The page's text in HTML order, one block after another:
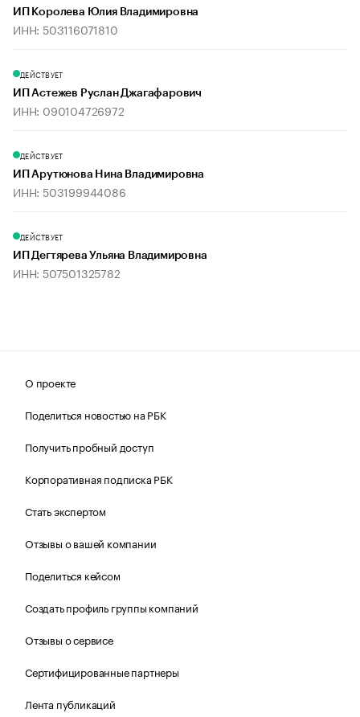
ИП Королева Юлия Владимировна
ИНН: 503116071810
ДЕЙСТВУЕТ
ИП Астежев Руслан Джагафарович
ИНН: 090104726972
ДЕЙСТВУЕТ
ИП Арутюнова Нина Владимировна
ИНН: 503199944086
ДЕЙСТВУЕТ
ИП Дегтярева Ульяна Владимировна
ИНН: 507501325782
О проекте
Поделиться новостью на РБК
Получить пробный доступ
Корпоративная подписка РБК
Стать экспертом
Отзывы о вашей компании
Поделиться кейсом
Создать профиль группы компаний
Отзывы о сервисе
Сертифицированные партнеры
Лента публикаций